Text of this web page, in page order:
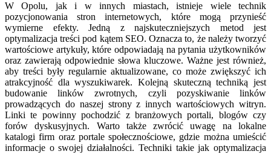
W Opolu, jak i w innych miastach, istnieje wiele technik
pozycjonowania stron internetowych, które mogą przynieść
wymierne efekty. Jedną z najskuteczniejszych metod jest
optymalizacja treści pod kątem SEO. Oznacza to, że należy tworzyć
wartościowe artykuły, które odpowiadają na pytania użytkowników
oraz zawierają odpowiednie słowa kluczowe. Ważne jest również,
aby treści były regularnie aktualizowane, co może zwiększyć ich
atrakcyjność dla wyszukiwarek. Kolejną skuteczną techniką jest
budowanie linków zwrotnych, czyli pozyskiwanie linków
prowadzących do naszej strony z innych wartościowych witryn.
Linki te powinny pochodzić z branżowych portali, blogów czy
forów dyskusyjnych. Warto także zwrócić uwagę na lokalne
katalogi firm oraz portale społecznościowe, gdzie można umieścić
informacje o swojej działalności. Techniki takie jak optymalizacja